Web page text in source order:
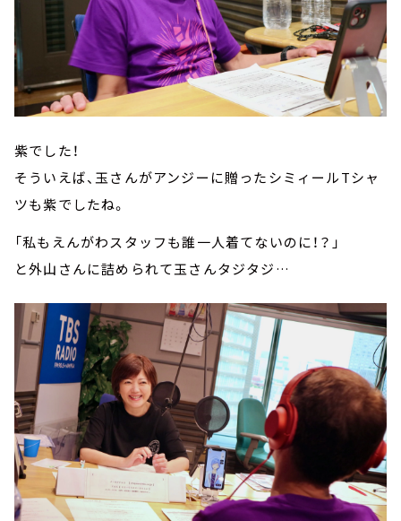
紫でした！
そういえば、玉さんがアンジーに贈ったシミィールTシャ
ツも紫でしたね。
「私もえんがわスタッフも誰一人着てないのに！？」
と外山さんに詰められて玉さんタジタジ…